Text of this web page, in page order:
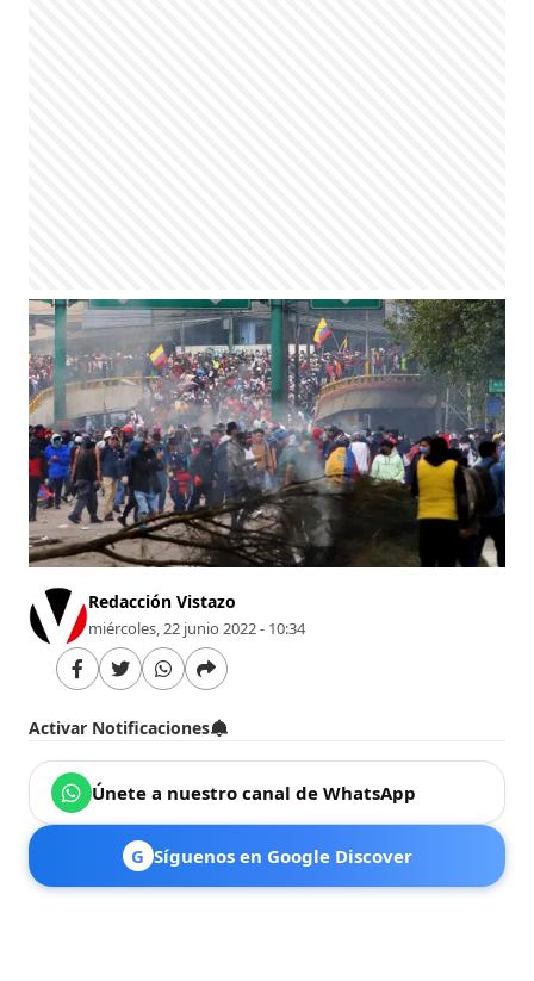
Redacción Vistazo
miércoles, 22 junio 2022 - 10:34
Activar Notificaciones
Únete a nuestro canal de WhatsApp
G Síguenos en Google Discover